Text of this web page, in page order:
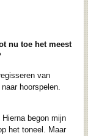
nu toe het meest
van
hoorspelen.
begon mijn
het toneel. Maar